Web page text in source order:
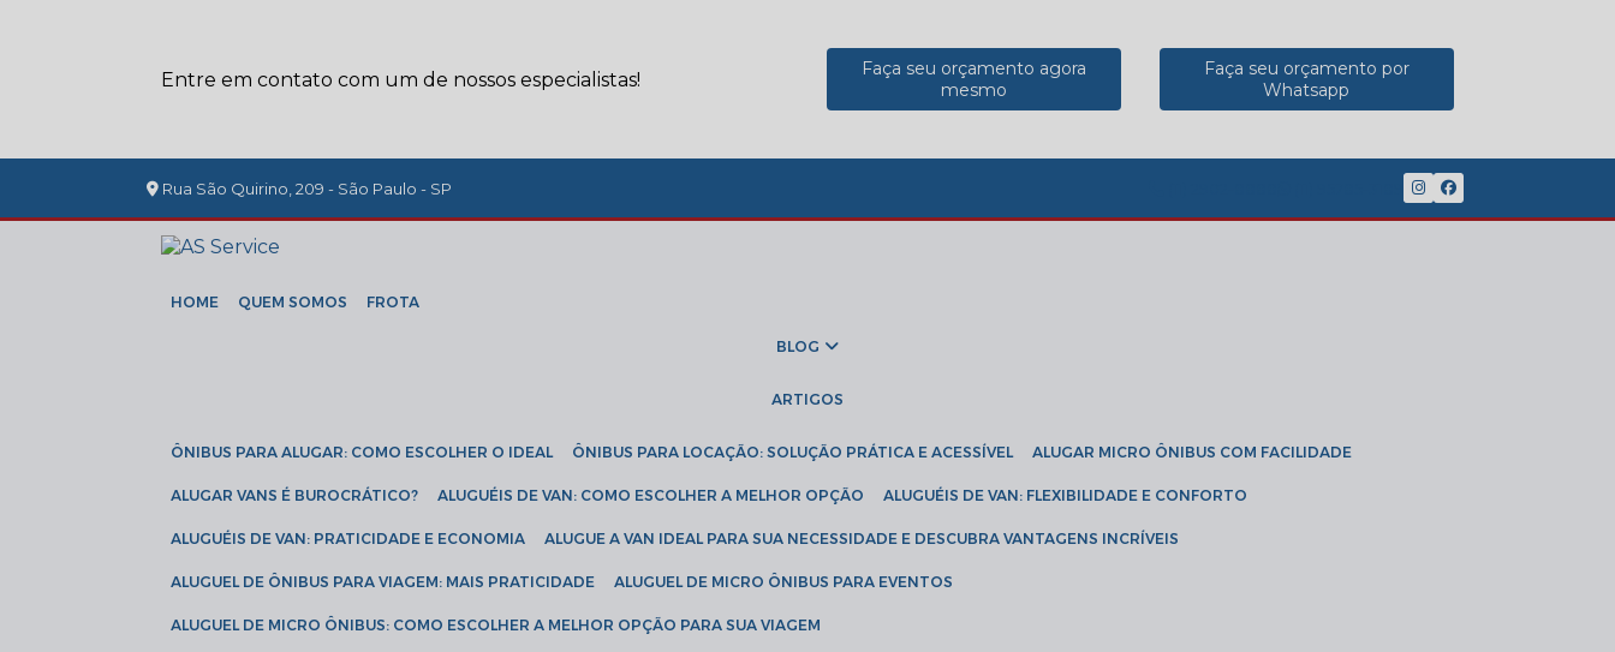
Entre em contato com um de nossos especialistas!
Faça seu orçamento agora
mesmo
Faça seu orçamento por
Whatsapp
Rua São Quirino, 209 - São Paulo - SP
HOME QUEM SOMOS FROTA
BLOG
ARTIGOS
ÔNIBUS PARA ALUGAR: COMO ESCOLHER O IDEAL ÔNIBUS PARA LOCAÇÃO: SOLUÇÃO PRÁTICA E ACESSÍVEL ALUGAR MICRO ÔNIBUS COM FACILIDADE
ALUGAR VANS É BUROCRÁTICO? ALUGUÉIS DE VAN: COMO ESCOLHER A MELHOR OPÇÃO ALUGUÉIS DE VAN: FLEXIBILIDADE E CONFORTO
ALUGUÉIS DE VAN: PRATICIDADE E ECONOMIA ALUGUE A VAN IDEAL PARA SUA NECESSIDADE E DESCUBRA VANTAGENS INCRÍVEIS
ALUGUEL DE ÔNIBUS PARA VIAGEM: MAIS PRATICIDADE ALUGUEL DE MICRO ÔNIBUS PARA EVENTOS
ALUGUEL DE MICRO ÔNIBUS: COMO ESCOLHER A MELHOR OPÇÃO PARA SUA VIAGEM